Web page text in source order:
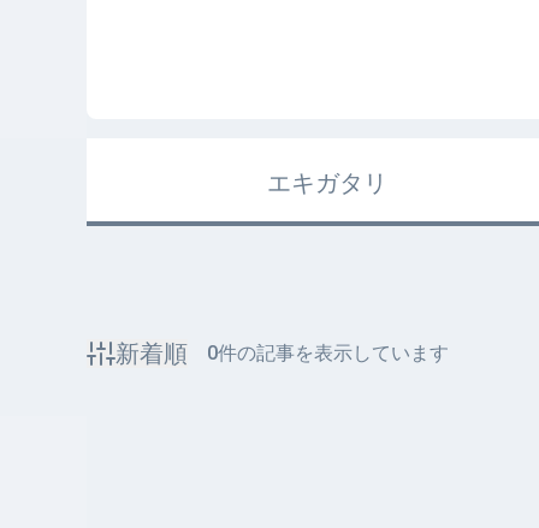
エキガタリ
新着順 0件の記事を表示しています